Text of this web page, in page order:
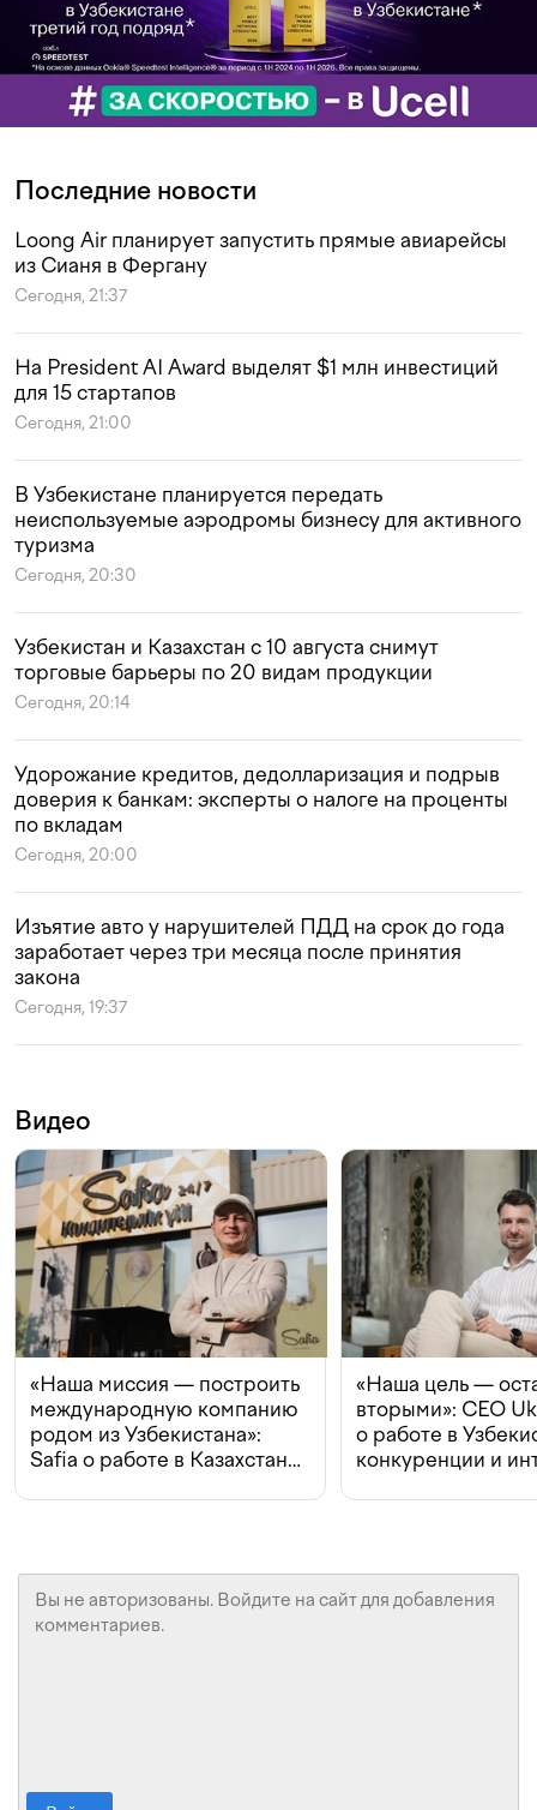
Последние новости
Loong Air планирует запустить прямые авиарейсы
из Сианя в Фергану
Сегодня, 21:37
На President AI Award выделят $1 млн инвестиций
для 15 стартапов
Сегодня, 21:00
В Узбекистане планируется передать
неиспользуемые аэродромы бизнесу для активного
туризма
Сегодня, 20:30
Узбекистан и Казахстан с 10 августа снимут
торговые барьеры по 20 видам продукции
Сегодня, 20:14
Удорожание кредитов, дедолларизация и подрыв
доверия к банкам: эксперты о налоге на проценты
по вкладам
Сегодня, 20:00
Изъятие авто у нарушителей ПДД на срок до года
заработает через три месяца после принятия
закона
Сегодня, 19:37
Видео
«Наша миссия — построить
международную компанию
родом из Узбекистана»:
Safia о работе в Казахстане,
«Наша цель —
вторыми»: CEO
о работе в
конкуренции и